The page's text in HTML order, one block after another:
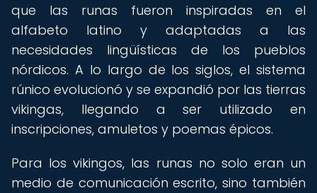
que las runas fueron inspiradas en el
alfabeto latino y adaptadas a las
necesidades lingüísticas de los pueblos
nórdicos. A lo largo de los siglos, el sistema
rúnico evolucionó y se expandió por las tierras
vikingas, llegando a ser utilizado en
inscripciones, amuletos y poemas épicos.
Para los vikingos, las runas no solo eran un
medio de comunicación escrito, sino también